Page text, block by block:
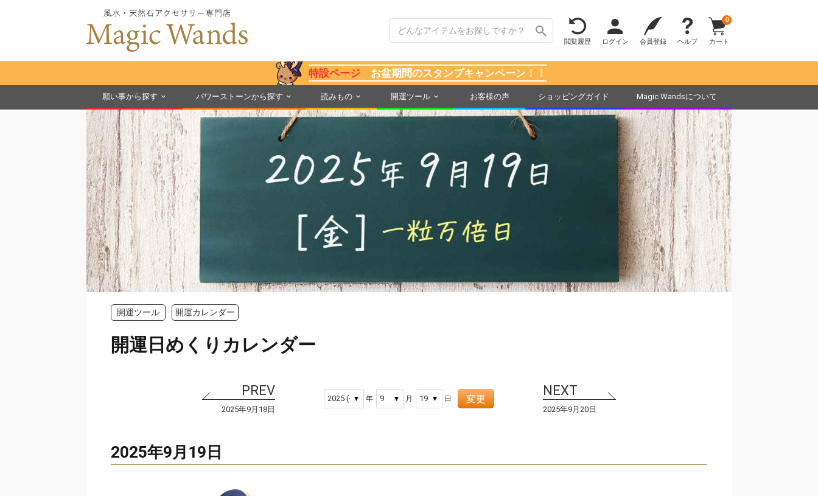
閲覧履歴 ログイン 会員登録 ヘルプ カート
0
特設ページ お盆期間のスタンプキャンペーン！！
願い事から探す パワーストーンから探す 読みもの 開運ツール お客様の声 ショッピングガイド Magic Wandsについて
開運ツール 開運カレンダー
開運日めくりカレンダー
2025年9月18日
年 月 日 変更
2025年9月20日
2025年9月19日